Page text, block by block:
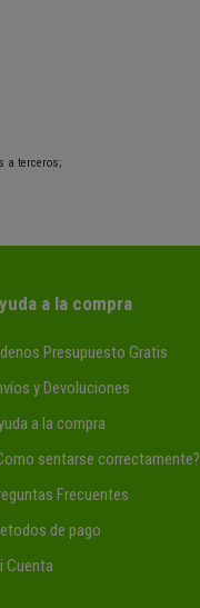
a terceros;
a la compra
Presupuesto Gratis
y Devoluciones
a la compra
sentarse correctamente?
Frecuentes
de pago
Cuenta